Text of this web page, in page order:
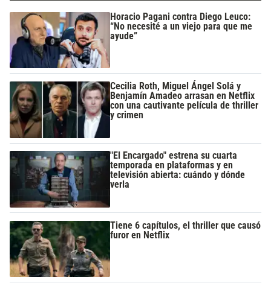
Horacio Pagani contra Diego Leuco:
“No necesité a un viejo para que me
ayude”
Cecilia Roth, Miguel Ángel Solá y
Benjamín Amadeo arrasan en Netflix
con una cautivante película de thriller
y crimen
"El Encargado" estrena su cuarta
temporada en plataformas y en
televisión abierta: cuándo y dónde
verla
Tiene 6 capítulos, el thriller que causó
furor en Netflix